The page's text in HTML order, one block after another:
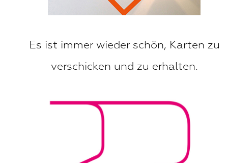
Es ist immer wieder schön, Karten zu
verschicken und zu erhalten.